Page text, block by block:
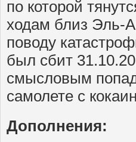
по которой
ходам близ Эль-
поводу
был сбит
смысловым
самолете с
Дополнения: